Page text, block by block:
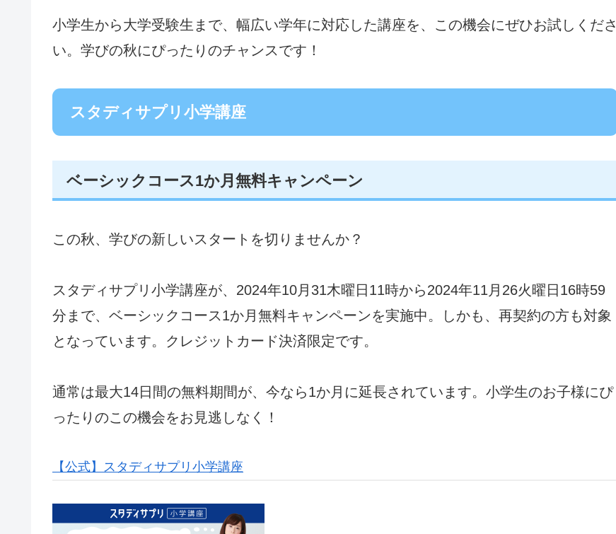
小学生から大学受験生まで、幅広い学年に対応した講座を、この機会にぜひお試しくださ
い。学びの秋にぴったりのチャンスです！
スタディサプリ小学講座
ベーシックコース1か月無料キャンペーン
この秋、学びの新しいスタートを切りませんか？
スタディサプリ小学講座が、2024年10月31木曜日11時から2024年11月26火曜日16時59
分まで、ベーシックコース1か月無料キャンペーンを実施中。しかも、再契約の方も対象
となっています。クレジットカード決済限定です。
通常は最大14日間の無料期間が、今なら1か月に延長されています。小学生のお子様にぴ
ったりのこの機会をお見逃しなく！
【公式】スタディサプリ小学講座